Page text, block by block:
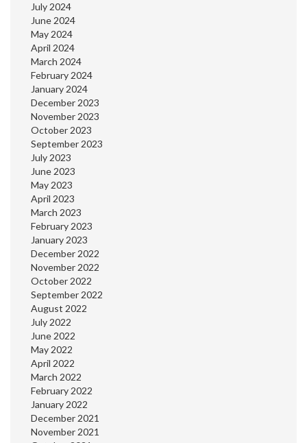
July 2024
June 2024
May 2024
April 2024
March 2024
February 2024
January 2024
December 2023
November 2023
October 2023
September 2023
July 2023
June 2023
May 2023
April 2023
March 2023
February 2023
January 2023
December 2022
November 2022
October 2022
September 2022
August 2022
July 2022
June 2022
May 2022
April 2022
March 2022
February 2022
January 2022
December 2021
November 2021